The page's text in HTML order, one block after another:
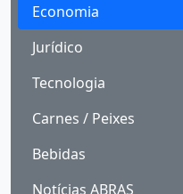
Economia
Jurídico
Tecnologia
Carnes / Peixes
Bebidas
Notícias ABRAS